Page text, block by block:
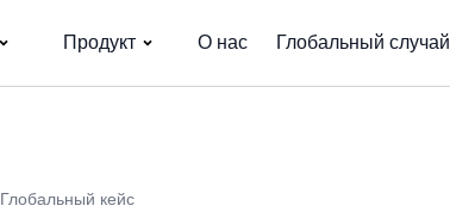
Продукт О нас Глобальный случай
Глобальный кейс